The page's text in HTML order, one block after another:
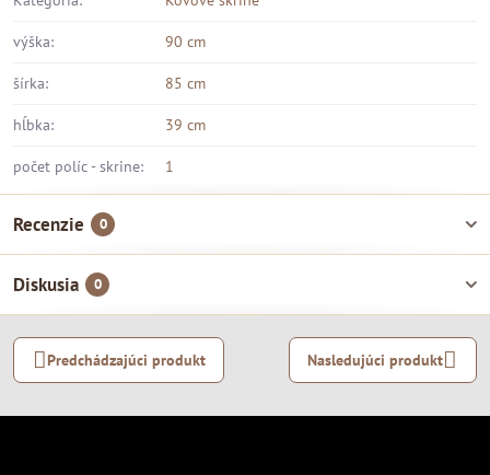
výška: 90 cm
šírka: 85 cm
hĺbka: 39 cm
počet políc - skrine: 1
Recenzie 0
Diskusia 0
Predchádzajúci produkt Nasledujúci produkt